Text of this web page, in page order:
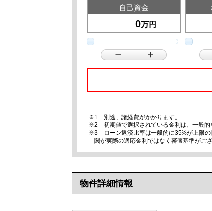
自己資金
万円
※1 別途、諸経費がかかります。
※2 初期値で選択されている金利は、一般的
※3 ローン返済比率は一般的に35%が上限の
関が実際の適応金利ではなく審査基準がござ
物件詳細情報